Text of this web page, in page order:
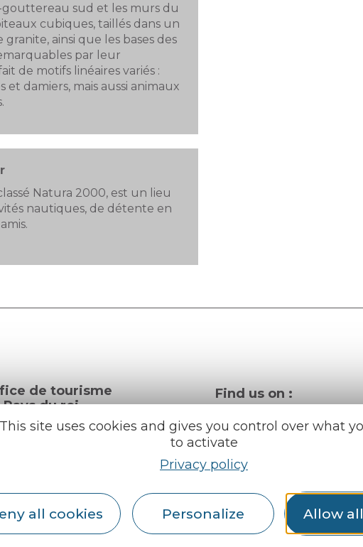
This site uses cookies and gives you control over what
to activate
Privacy policy
all cookies Personalize Allow
sud et les murs du
cubiques, taillés dans un
ainsi que les bases des
par leur
de motifs linéaires variés :
et damiers, mais aussi animaux
Natura 2000, est un lieu
nautiques, de détente en
de tourisme
Pays du roi
Our brochures
Find us on :
Partners